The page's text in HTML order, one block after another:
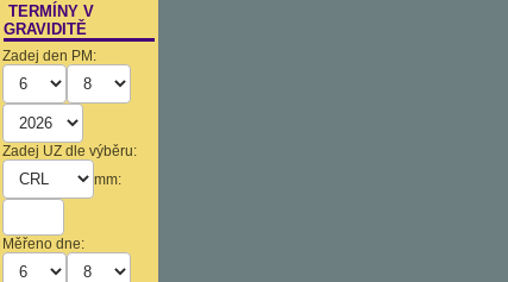
TERMÍNY V
GRAVIDITĚ
Zadej den PM:
Zadej UZ dle výběru:
mm:
Měřeno dne: